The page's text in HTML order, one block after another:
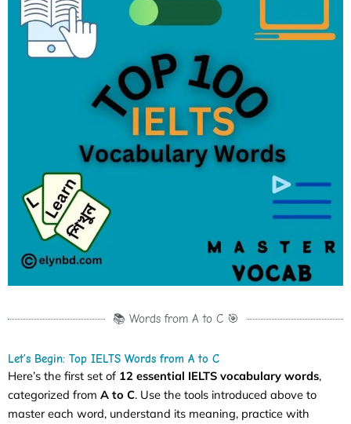
📚 Words from A to C 🎯
Let’s Begin: Top IELTS Words from A to C
Here’s the first set of 12 essential IELTS vocabulary words,
categorized from A to C. Use the tools introduced above to
master each word, understand its meaning, practice with